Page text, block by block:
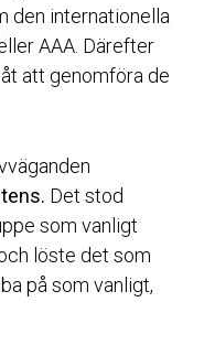
den internationella
AAA. Därefter
att genomföra de
Det stod
som vanligt
löste det som
på som vanligt,